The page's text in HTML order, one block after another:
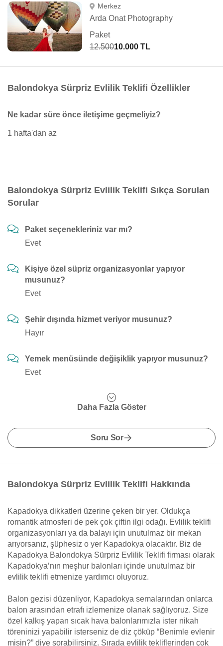
Merkez
Arda Onat Photography
Paket
12.50010.000 TL
Balondokya Sürpriz Evlilik Teklifi Özellikler
Ne kadar süre önce iletişime geçmeliyiz?
1 hafta'dan az
Balondokya Sürpriz Evlilik Teklifi Sıkça Sorulan
Sorular
Paket seçenekleriniz var mı?
Evet
Kişiye özel süpriz organizasyonlar yapıyor
musunuz?
Evet
Şehir dışında hizmet veriyor musunuz?
Hayır
Yemek menüsünde değişiklik yapıyor musunuz?
Evet
Daha Fazla Göster
Soru Sor
Balondokya Sürpriz Evlilik Teklifi Hakkında
Kapadokya dikkatleri üzerine çeken bir yer. Oldukça
romantik atmosferi de pek çok çiftin ilgi odağı. Evlilik teklifi
organizasyonları ya da balayı için unutulmaz bir mekan
arıyorsanız, şüphesiz o yer Kapadokya olacaktır. Biz de
Kapadokya Balondokya Sürpriz Evlilik Teklifi firması olarak
Kapadokya’nın meşhur balonları içinde unutulmaz bir
evlilik teklifi etmenize yardımcı oluyoruz.
Balon gezisi düzenliyor, Kapadokya semalarından onlarca
balon arasından etrafı izlemenize olanak sağlıyoruz. Size
özel kalkış yapan sıcak hava balonlarımızla ister nikah
töreninizi yapabilir isterseniz de diz çöküp “Benimle evlenir
misin?” diye sorabilirsiniz. Sırada evlilik tekliflerinden çok